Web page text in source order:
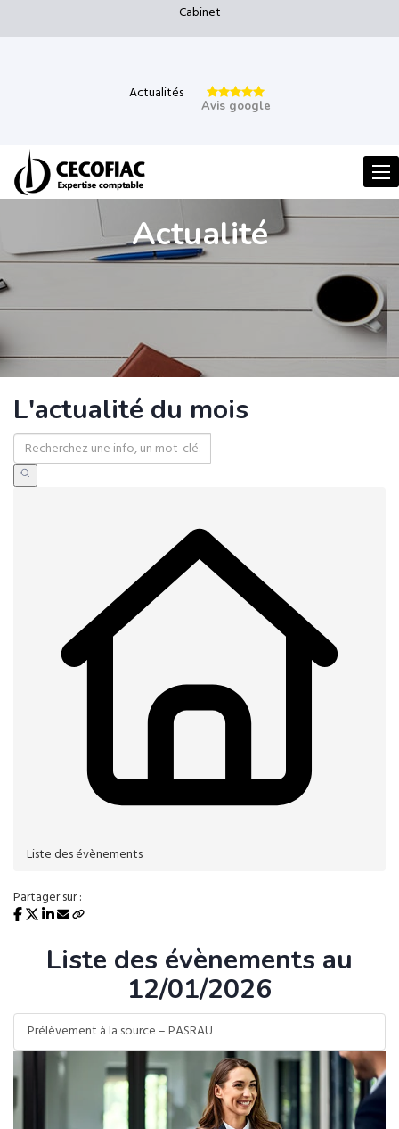
Cabinet
Actualités
Avis google
Actualité
L'actualité du mois
Liste des évènements
Partager sur :
Liste des évènements au
12/01/2026
Prélèvement à la source – PASRAU